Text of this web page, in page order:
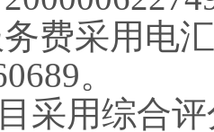
费采用电
。
采用综合